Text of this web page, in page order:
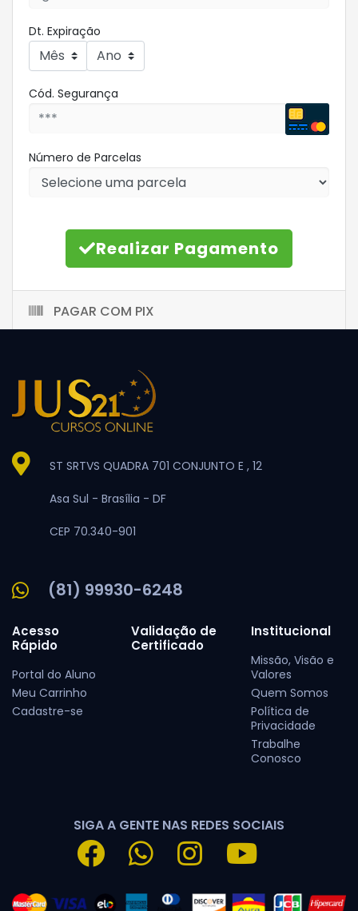
Dt. Expiração
Cód. Segurança
Número de Parcelas
Realizar Pagamento
PAGAR COM PIX
ST SRTVS QUADRA 701 CONJUNTO E , 12
Asa Sul - Brasília - DF
CEP 70.340-901
(81) 99930-6248
Acesso
Rápido
Portal do Aluno
Meu Carrinho
Cadastre-se
Validação de
Certificado
Institucional
Missão, Visão e
Valores
Quem Somos
Política de
Privacidade
Trabalhe
Conosco
SIGA A GENTE NAS REDES SOCIAIS